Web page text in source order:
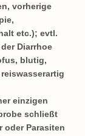
vorherige
etc.); evtl.
Diarrhoe
blutig,
einzigen
schließt
oder Parasiten